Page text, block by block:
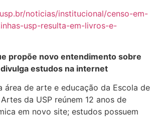
noticias/institucional/censo-em-
usp-resulta-em-livros-e-
propõe novo entendimento sobre
estudos na internet
área de arte e educação da Escola de
da USP reúnem 12 anos de
em novo site; estudos possuem